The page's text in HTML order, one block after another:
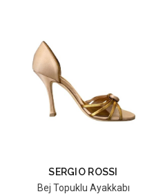
SERGIO ROSSI
Bej Topuklu Ayakkabı